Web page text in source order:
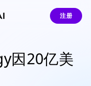
注册
因20亿美